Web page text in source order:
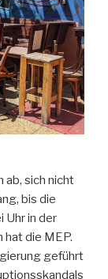
ab, sich nicht
bis die
Uhr in der
die MEP.
geführt